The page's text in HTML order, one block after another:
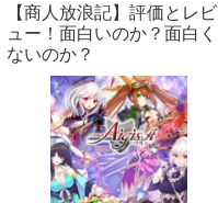
【商人放浪‪記】評価とレビ
ュー！面白いのか？面白く
ないのか？